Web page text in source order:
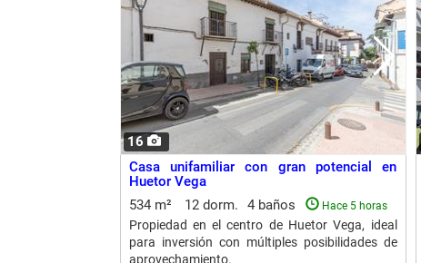
16
Casa unifamiliar con gran potencial en
Huetor Vega
534 m²
12 dorm. 4 baños Hace 5 horas
Propiedad en el centro de Huetor Vega, ideal
para inversión con múltiples posibilidades de
aprovechamiento.